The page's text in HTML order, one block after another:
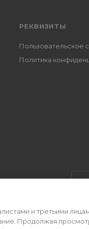
РЕКВИЗИТЫ
Пользовательское
Политика
• 2026 г.
и третьими
Продолжая